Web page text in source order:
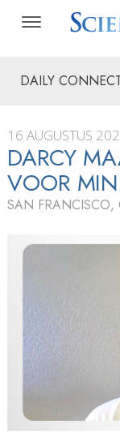
DAILY
16 AUGUSTUS
DARCY
VOOR
SAN FRANCISCO,